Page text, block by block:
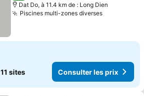
Dat Do, à 11.4 km de : Long Dien
Piscines multi-zones diversesConsulter
11 sites Consulter les prix